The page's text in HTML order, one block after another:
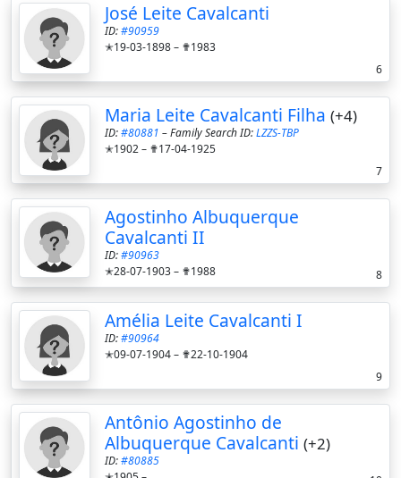
José Leite Cavalcanti
ID:#90959
✭19-03-1898 – ✟1983
6
Maria Leite Cavalcanti Filha (+4)
ID:#80881 – Family Search ID:LZZS-TBP
✭1902 – ✟17-04-1925
7
Agostinho Albuquerque
Cavalcanti II
ID:#90963
✭28-07-1903 – ✟1988 8
Amélia Leite Cavalcanti I
ID:#90964
✭09-07-1904 – ✟22-10-1904
9
Antônio Agostinho de
Albuquerque Cavalcanti (+2)
ID:#80885